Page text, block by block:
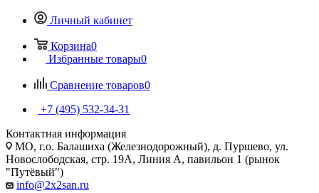
Личный кабинет
Корзина0
Избранные товары0
Сравнение товаров0
+7 (495) 532‑34‑31
Контактная информация
МО, г.о. Балашиха (Железнодорожный), д. Пуршево, ул.
Новослободская, стр. 19А, Линия А, павильон 1 (рынок
"Путёвый")
info@2x2san.ru